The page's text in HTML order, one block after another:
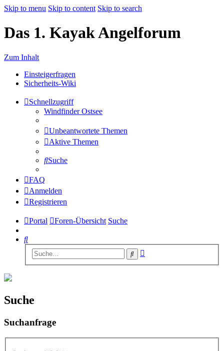
Skip to menu Skip to content Skip to search
Das 1. Kayak Angelforum
Zum Inhalt
Einsteigerfragen
Sicherheits-Wiki
Schnellzugriff
Windfinder Ostsee
Unbeantwortete Themen
Aktive Themen
Suche
FAQ
Anmelden
Registrieren
Portal Foren-Übersicht Suche
Suche
Suche
Suche
Suchanfrage